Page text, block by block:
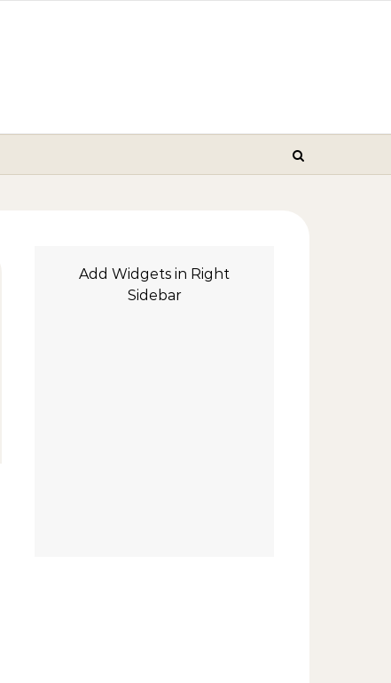
Add Widgets in Right
Sidebar